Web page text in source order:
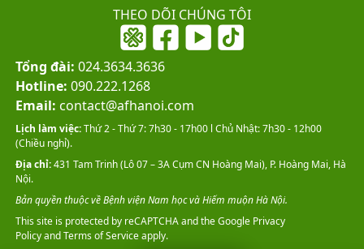
THEO DÕI CHÚNG TÔI
Tổng đài: 024.3634.3636
Hotline: 090.222.1268
Email: contact@afhanoi.com
This site is protected by reCAPTCHA and the GooglePrivacy
PolicyandTerms of Serviceapply.
Lịch làm việc:Thứ 2 - Thứ 7: 7h30 - 17h00 l Chủ Nhật: 7h30 - 12h00
(Chiều nghỉ).
Địa chỉ:431 Tam Trinh (Lô 07 – 3A Cụm CN Hoàng Mai), P. Hoàng Mai, Hà
Nội.
Bản quyền thuộc về Bệnh viện Nam học và Hiếm muộn Hà Nội.